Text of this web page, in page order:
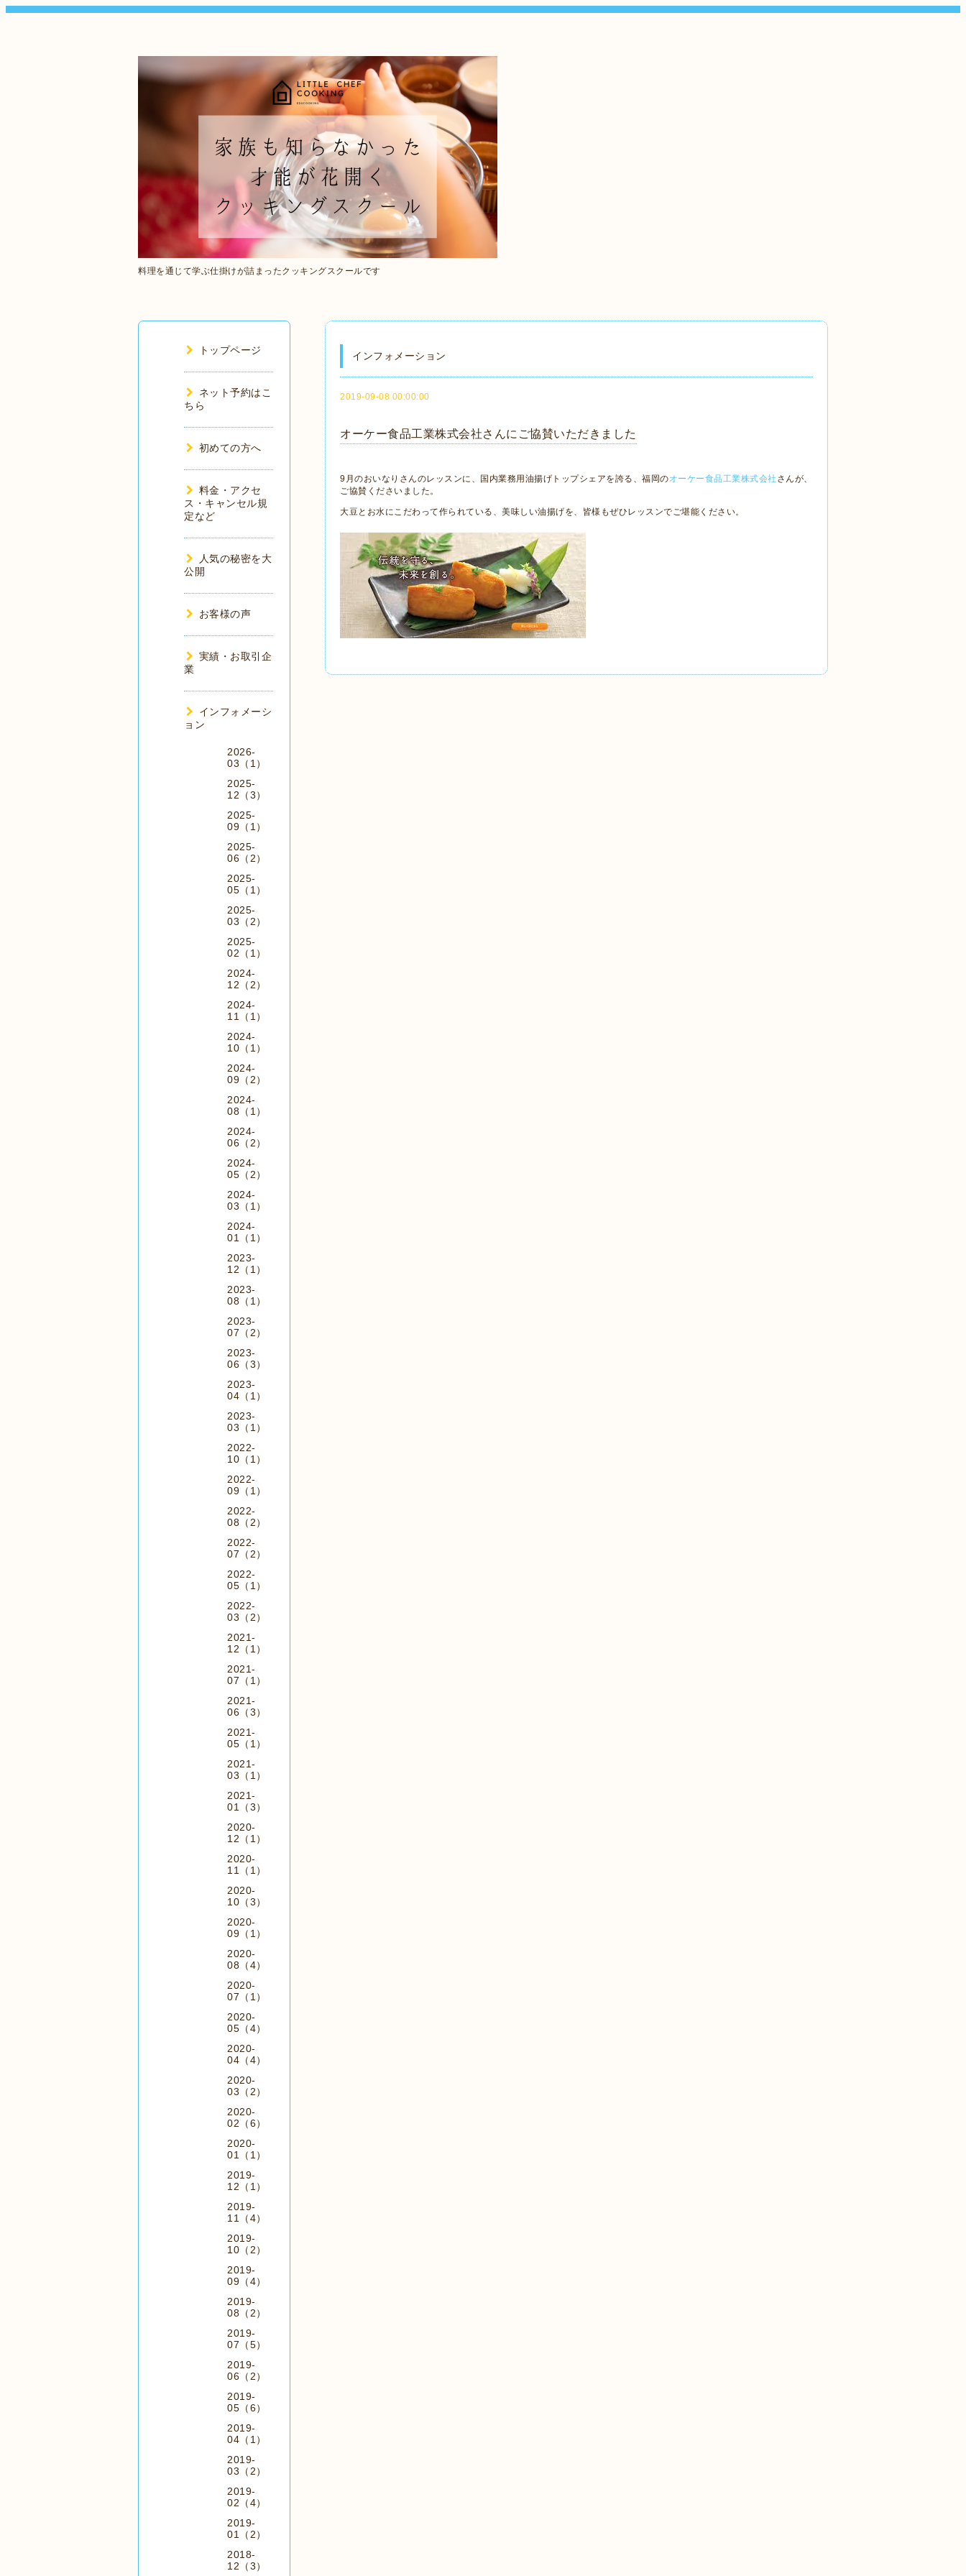
料理を通じて学ぶ仕掛けが詰まったクッキングスクールです
インフォメーション
2019-09-08 00:00:00
オーケー食品工業株式会社さんにご協賛いただきました
9月のおいなりさんのレッスンに、国内業務用油揚げトップシェアを誇る、福岡のオーケー食品工業株式会社 さんが、
ご協賛くださいました。
大豆とお水にこだわって作られている、美味しい油揚げを、皆様もぜひレッスンでご堪能ください。
トップページ
ネット予約はこ
ちら
初めての方へ
料金・アクセ
ス・キャンセル規
定など
人気の秘密を大
公開
お客様の声
実績・お取引企
業
インフォメーシ
ョン
2026-
03（1）
2025-
12（3）
2025-
09（1）
2025-
06（2）
2025-
05（1）
2025-
03（2）
2025-
02（1）
2024-
12（2）
2024-
11（1）
2024-
10（1）
2024-
09（2）
2024-
08（1）
2024-
06（2）
2024-
05（2）
2024-
03（1）
2024-
01（1）
2023-
12（1）
2023-
08（1）
2023-
07（2）
2023-
06（3）
2023-
04（1）
2023-
03（1）
2022-
10（1）
2022-
09（1）
2022-
08（2）
2022-
07（2）
2022-
05（1）
2022-
03（2）
2021-
12（1）
2021-
07（1）
2021-
06（3）
2021-
05（1）
2021-
03（1）
2021-
01（3）
2020-
12（1）
2020-
11（1）
2020-
10（3）
2020-
09（1）
2020-
08（4）
2020-
07（1）
2020-
05（4）
2020-
04（4）
2020-
03（2）
2020-
02（6）
2020-
01（1）
2019-
12（1）
2019-
11（4）
2019-
10（2）
2019-
09（4）
2019-
08（2）
2019-
07（5）
2019-
06（2）
2019-
05（6）
2019-
04（1）
2019-
03（2）
2019-
02（4）
2019-
01（2）
2018-
12（3）